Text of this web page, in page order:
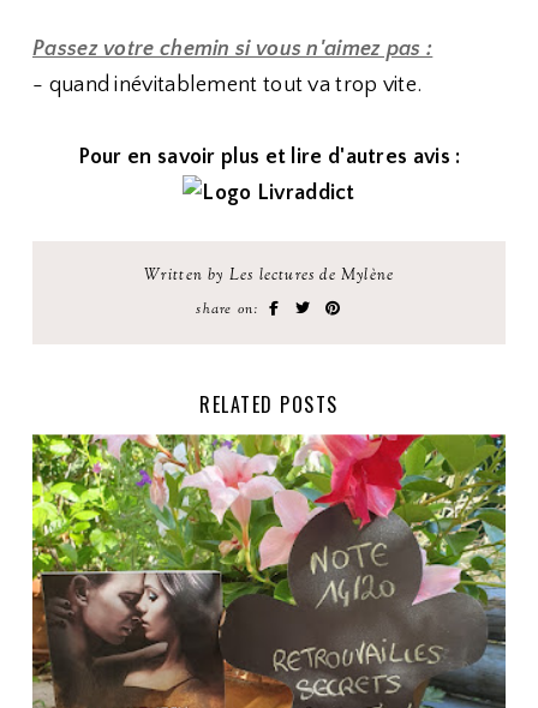
Passez votre chemin si vous n'aimez pas :
- quand inévitablement tout va trop vite.
Pour en savoir plus et lire d'autres avis :
Written by Les lectures de Mylène
share on:
RELATED POSTS